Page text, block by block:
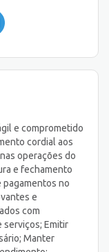
e comprometido
cordial aos
operações do
e fechamento
pagamentos no
e
com
serviços; Emitir
Manter